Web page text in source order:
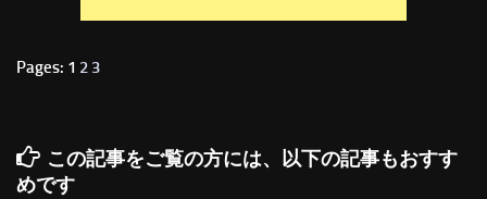
Pages: 1 2 3
この記事をご覧の方には、以下の記事もおすす
めです